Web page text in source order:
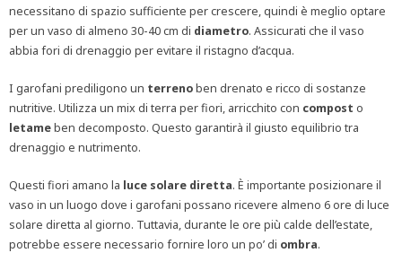
necessitano di spazio sufficiente per crescere, quindi è meglio optare
per un vaso di almeno 30-40 cm di diametro. Assicurati che il vaso
abbia fori di drenaggio per evitare il ristagno d’acqua.
I garofani prediligono un terrenoben drenato e ricco di sostanze
nutritive. Utilizza un mix di terra per fiori, arricchito con compost o
letameben decomposto. Questo garantirà il giusto equilibrio tra
drenaggio e nutrimento.
Questi fiori amano la luce solare diretta. È importante posizionare il
vaso in un luogo dove i garofani possano ricevere almeno 6 ore di luce
solare diretta al giorno. Tuttavia, durante le ore più calde dell’estate,
potrebbe essere necessario fornire loro un po’ di ombra.